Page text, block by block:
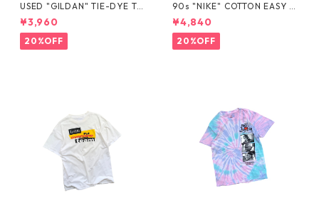
USED "GILDAN" TIE-DYE TE
E
¥3,960
20%OFF
90s "NIKE" COTTON EASY S
HORTS
¥4,840
20%OFF